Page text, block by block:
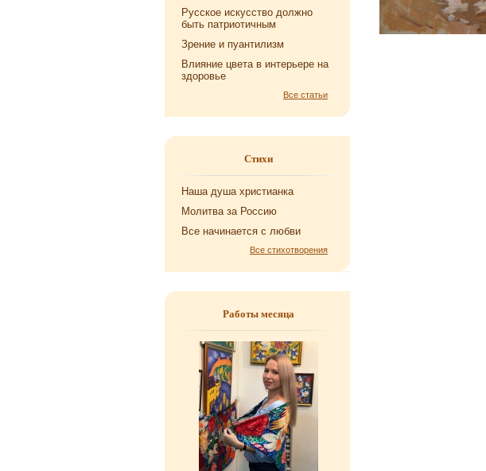
Русское искусство должно
быть патриотичным
Зрение и пуантилизм
Влияние цвета в интерьере на
здоровье
Все статьи
Стихи
Наша душа хри­сти­ан­ка
Мо­лит­ва за Рос­сию
Все на­чи­на­ет­ся с любви
Все стихотворения
Работы месяца